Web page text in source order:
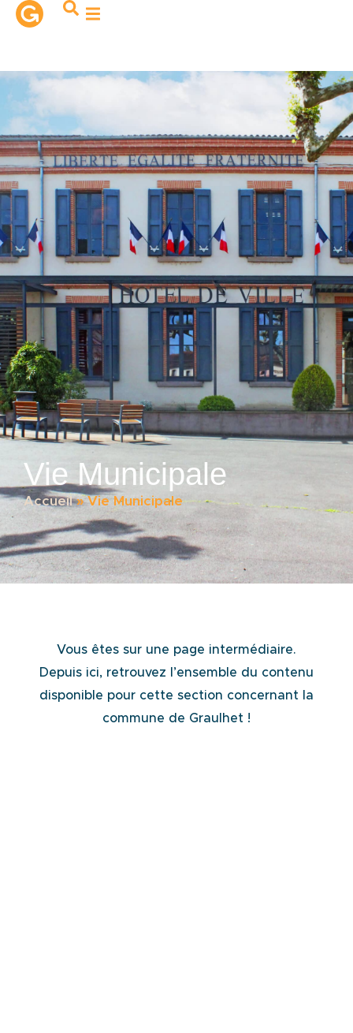
principal
Vie Municipale
Accueil»Vie Municipale
Vous êtes sur une page intermédiaire.
Depuis ici, retrouvez l’ensemble du contenu
disponible pour cette section concernant la
commune de Graulhet !